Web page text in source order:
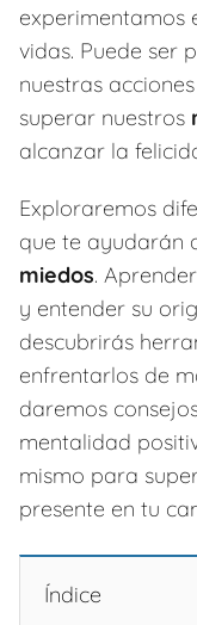
experimentamos
vidas. Puede ser
nuestras
superar nuestros
alcanzar la
Exploraremos
que te ayudarán
miedos.
y entender su
descubrirás
enfrentarlos de
daremos
mentalidad
mismo para
presente en tu
Índice